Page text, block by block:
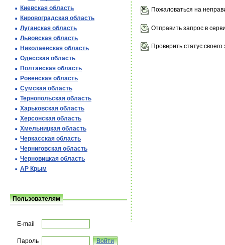
Пожаловаться на
Отправить запрос в
Проверить статус своего
Киевская область
Кировоградская область
Луганская область
Львовская область
Николаевская область
Одесская область
Полтавская область
Ровенская область
Сумская область
Тернопольская область
Харьковская область
Херсонская область
Хмельницкая область
Черкасская область
Черниговская область
Черновицкая область
АР Крым
Пользователям
E-mail
Пароль